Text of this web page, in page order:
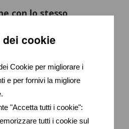
cookie
Cookie per migliorare i
e per fornivi la migliore
"Accetta tutti i cookie":
tutti i cookie sul
con lo stesso
Ed è il motivo per
viste online o seguire
diventa un errore
Arrivare